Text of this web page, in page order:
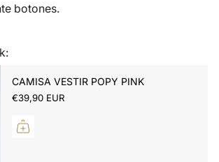
botones.
CAMISA VESTIR POPY PINK
€39,90 EUR